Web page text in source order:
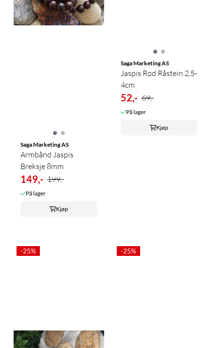
Saga Marketing AS
Armbånd Jaspis
Breksje 8mm
149,- 199,-
På lager
Kjøp
Saga Marketing AS
Jaspis Rød Råstein 2,5-
4cm
52,- 69,-
På lager
Kjøp
-25% -25%